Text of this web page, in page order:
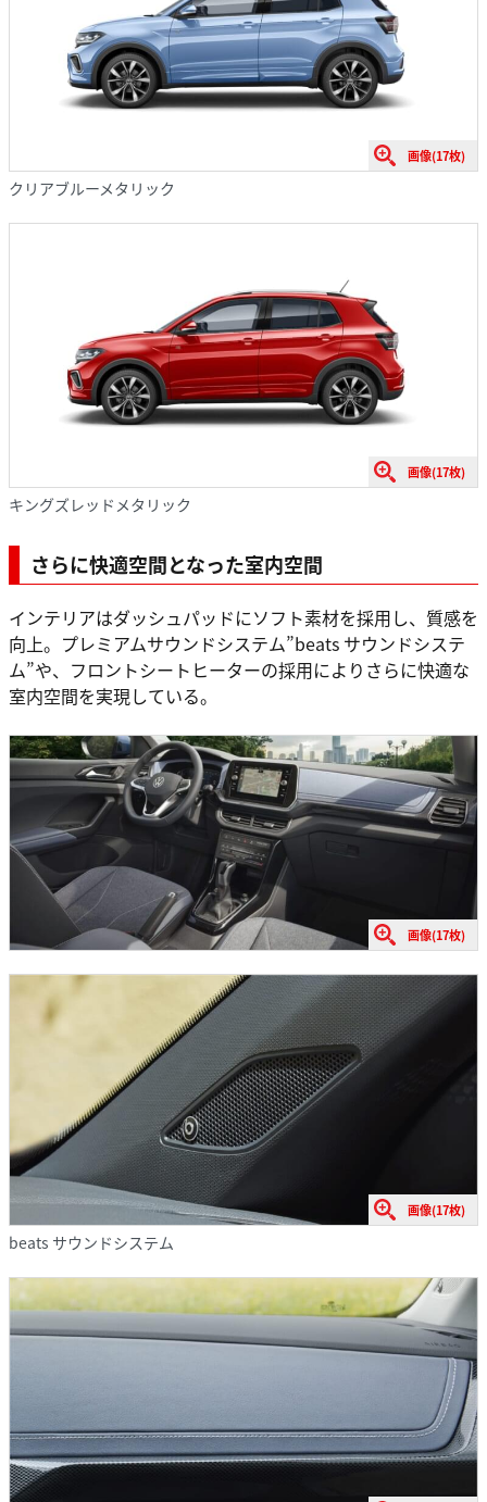
画像(17枚)
クリアブルーメタリック
画像(17枚)
キングズレッドメタリック
さらに快適空間となった室内空間
インテリアはダッシュパッドにソフト素材を採用し、質感を
向上。プレミアムサウンドシステム”beats サウンドシステ
ム”や、フロントシートヒーターの採用によりさらに快適な
室内空間を実現している。
画像(17枚)
画像(17枚)
beats サウンドシステム